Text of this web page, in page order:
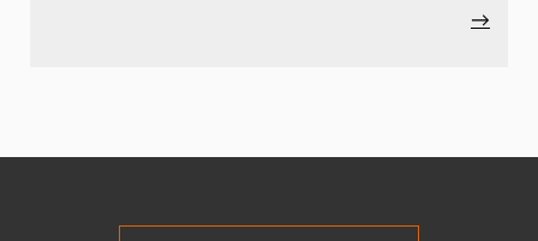
→